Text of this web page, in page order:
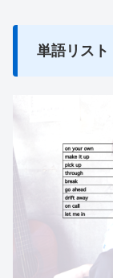
単語リスト